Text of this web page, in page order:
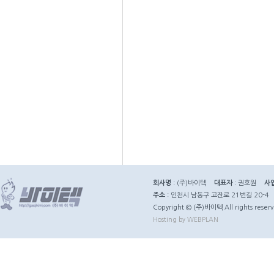
회사명 : (주)바이텍 대표자: 권호원
사
주소 : 인천시 남동구 고잔로 21번길 20-4
Copyright © (주)바이텍 All rights
Hosting by WEBPLAN